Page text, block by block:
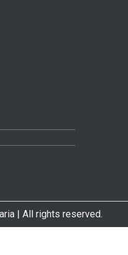
| All rights reserved.